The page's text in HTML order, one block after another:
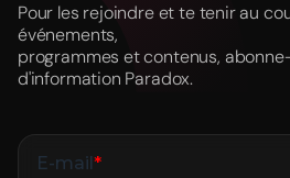
Pour les rejoindre et te tenir au
événements,
programmes et contenus,
d'information Paradox.